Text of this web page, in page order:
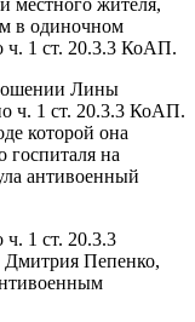
в одиночном
ч. 1 ст. 20.3.3 КоАП.
Лины
ч. 1 ст. 20.3.3 КоАП.
которой она
госпиталя на
антивоенный
ч. 1 ст. 20.3.3
Пепенко,